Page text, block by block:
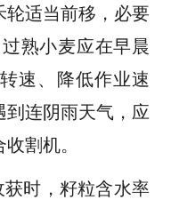
轮适当前移，必要
熟小麦应在早晨
速、降低作业速
到连阴雨天气，应
割机。
时，籽粒含水率